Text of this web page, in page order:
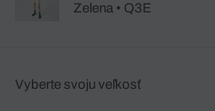
Zelena • Q3E
Vyberte svoju veľkosť